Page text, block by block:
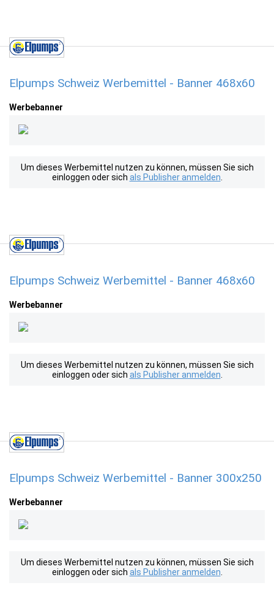
Elpumps Schweiz Werbemittel - Banner 468x60
Werbebanner
Um dieses Werbemittel nutzen zu können, müssen Sie sich
einloggen oder sich als Publisher anmelden
Elpumps Schweiz Werbemittel - Banner 468x60
Werbebanner
Um dieses Werbemittel nutzen zu können, müssen Sie sich
einloggen oder sich als Publisher anmelden
Elpumps Schweiz Werbemittel - Banner 300x250
Werbebanner
Um dieses Werbemittel nutzen zu können, müssen Sie sich
einloggen oder sich als Publisher anmelden